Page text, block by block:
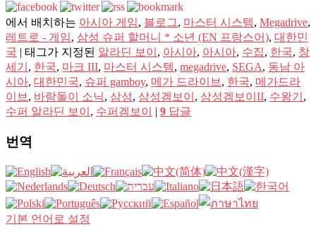
에서 배치하는 아시아 게임, 블로그, 마스터 시스템, Megadrive,
레트로 - 게임, 삼성 슈퍼 할머니 * 소년 (EN 프랑스어), 대한민
국 | 태그가 지정된 알라딘 보이 , 아시아, 아시아, 수집, 한국, 창
세기 , 한국, 마크 III, 마스터 시스템, megadrive, SEGA, 동남 아
시아, 대한민국, 슈퍼 gamboy, 메가 드라이브 , 한국, 메가드라
이브 , 바람돌이 소닉, 삼성, 삼성겜보이 , 삼성겜보이II, 수왕기 ,
수퍼 알라딘 보이 , 수퍼겜보이 | 9 답글
번역
기본 언어로 설정